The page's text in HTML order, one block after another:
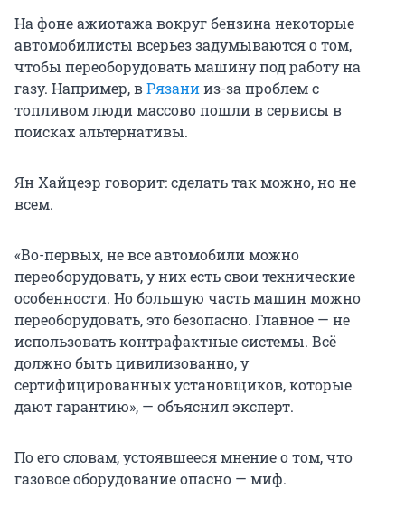
На фоне ажиотажа вокруг бензина некоторые
автомобилисты всерьез задумываются о том,
чтобы переоборудовать машину под работу на
газу. Например, вРязанииз-за проблем с
топливом люди массово пошли в сервисы в
поисках альтернативы.
Ян Хайцеэр говорит: сделать так можно, но не
всем.
«Во-первых, не все автомобили можно
переоборудовать, у них есть свои технические
особенности. Но большую часть машин можно
переоборудовать, это безопасно. Главное — не
использовать контрафактные системы. Всё
должно быть цивилизованно, у
сертифицированных установщиков, которые
дают гарантию», — объяснил эксперт.
По его словам, устоявшееся мнение о том, что
газовое оборудование опасно — миф.